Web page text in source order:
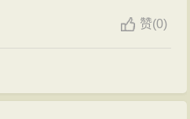
经知道了。”命令杨修单独写
不厌高，海不厌深，周公吐
歌朴实无华、不尚藻饰。它
郎。不久，被任命为洛阳北
令、严肃法纪，造五色大棒
犯禁者，皆棒杀之”。皇帝宠
禁闱。举修网之绝纪，纽
于九有，固举世之所推。”
赞(0)